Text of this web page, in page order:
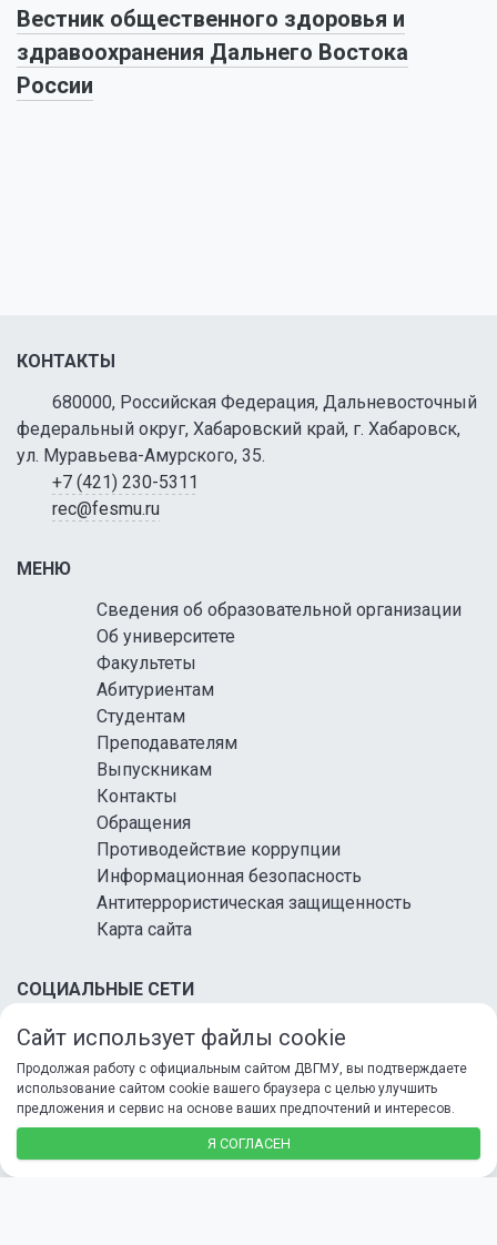
Вестник общественного здоровья и
здравоохранения Дальнего Востока
России
КОНТАКТЫ
680000, Российская Федерация, Дальневосточный
федеральный округ, Хабаровский край, г. Хабаровск,
ул. Муравьева-Амурского, 35.
+7 (421) 230-5311
rec@fesmu.ru
МЕНЮ
Сведения об образовательной организации
Об университете
Факультеты
Абитуриентам
Студентам
Преподавателям
Выпускникам
Контакты
Обращения
Противодействие коррупции
Информационная безопасность
Антитеррористическая защищенность
Карта сайта
СОЦИАЛЬНЫЕ СЕТИ
© 2026 ФГБОУ ВО ДВГМУ Минздрава России
Сайт использует файлы cookie
Продолжая работу с официальным сайтом ДВГМУ, вы подтверждаете
использование сайтом cookie вашего браузера с целью улучшить
предложения и сервис на основе ваших предпочтений и интересов.
Я СОГЛАСЕН